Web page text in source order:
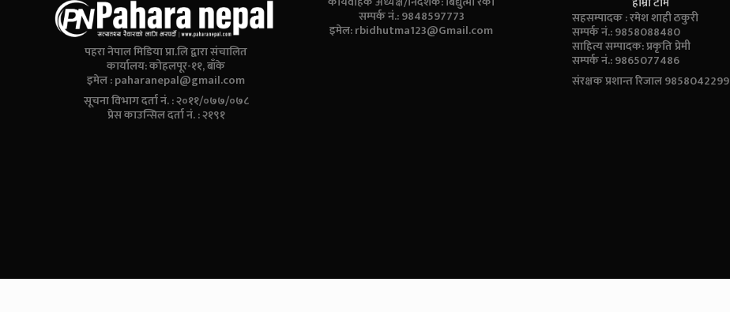
पहरा नेपाल मिडिया प्रा.लि द्वारा संचालित
कार्यालय: कोहलपूर-११, बाँके
इमेल :paharanepal@gmail.com
सूचना विभाग दर्ता नं. : २०११/०७७/०७८
प्रेस काउन्सिल दर्ता नं. : २१९१
सम्पर्क नं.: 9848597773
इमेल:rbidhutma123@Gmail.com
सहसम्पादक : रमेश शाही ठकुरी
सम्पर्क नं.: 9858088480
साहित्य सम्पादक: प्रकृति प्रेमी
सम्पर्क नं.: 9865077486
संरक्षक प्रशान्त रिजाल 9858042299